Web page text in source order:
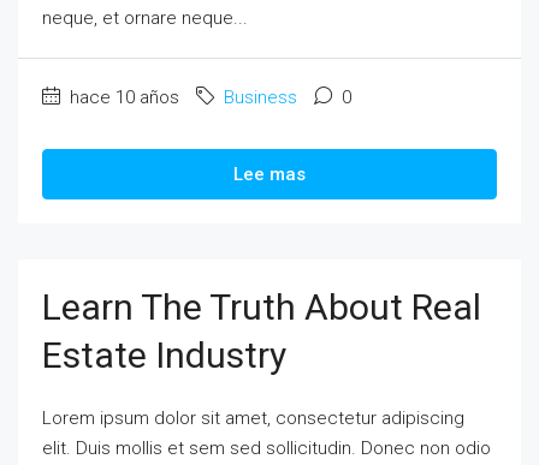
neque, et ornare neque...
hace 10 años Business 0
Lee mas
Learn The Truth About Real
Estate Industry
Lorem ipsum dolor sit amet, consectetur adipiscing
elit. Duis mollis et sem sed sollicitudin. Donec non odio